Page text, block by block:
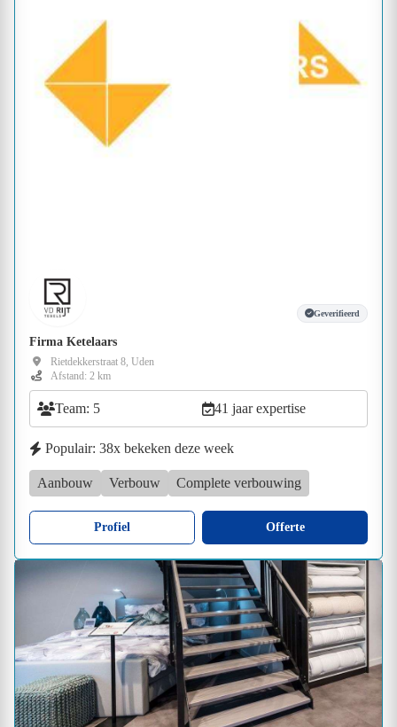
Geverifieerd
Firma Ketelaars
Rietdekkerstraat 8, Uden
Afstand: 2 km
Team: 5 41 jaar expertise
Populair: 38x bekeken deze week
Aanbouw Verbouw Complete verbouwing
Profiel Offerte